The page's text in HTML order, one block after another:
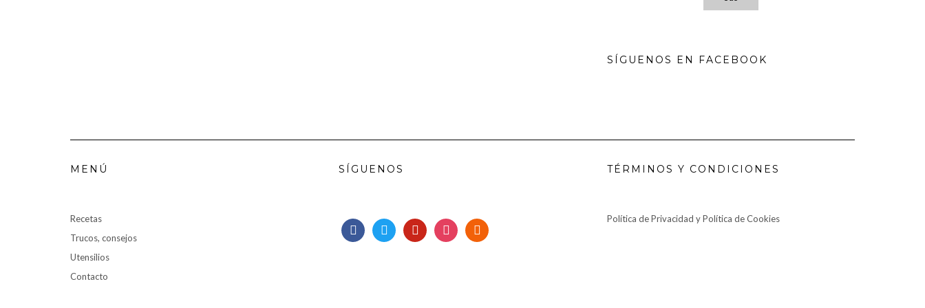
SÍGUENOS EN FACEBOOK
MENÚ
Recetas
Trucos, consejos
Utensilios
Contacto
SÍGUENOS
facebooktwitter pinterestinstagramrss
TÉRMINOS Y CONDICIONES
Política de Privacidad y Política de Cookies